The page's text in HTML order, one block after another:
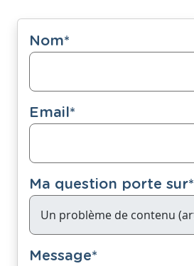
Nom*
Email*
Ma question porte sur*
Message*